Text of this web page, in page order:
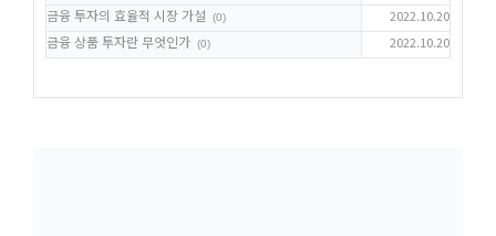
금융 투자의 효율적 시장 가설 (0) 2022.10.20
금융 상품 투자란 무엇인가 (0) 2022.10.20